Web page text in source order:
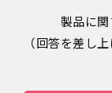
製品に関
（回答を差し